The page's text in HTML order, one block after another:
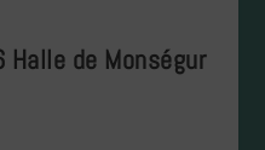
de Monségur